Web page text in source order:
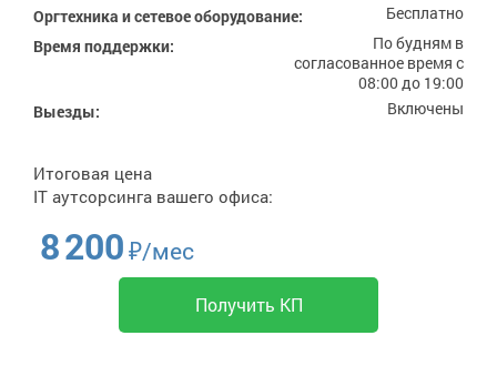
Оргтехника и сетевое оборудование:
Бесплатно
Время поддержки:
По будням в
согласованное время с
08:00 до 19:00
Выезды:
Включены
Итоговая цена
IT аутсорсинга вашего офиса:
8 200₽/мес